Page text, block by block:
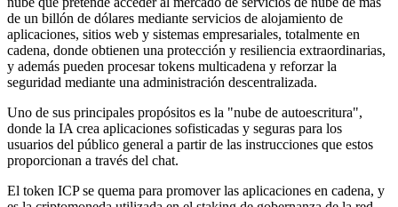
de un billón de dólares mediante servicios de alojamiento de
aplicaciones, sitios web y sistemas empresariales, totalmente en
cadena, donde obtienen una protección y resiliencia extraordinarias,
y además pueden procesar tokens multicadena y reforzar la
seguridad mediante una administración descentralizada.
Uno de sus principales propósitos es la "nube de autoescritura",
donde la IA crea aplicaciones sofisticadas y seguras para los
usuarios del público general a partir de las instrucciones que estos
proporcionan a través del chat.
El token ICP se quema para promover las aplicaciones en cadena, y